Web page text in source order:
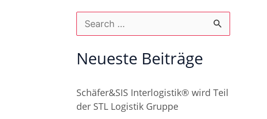
u
c
e
n
Neueste Beiträge
Schäfer&SIS Interlogistik® wird Teil
der STL Logistik Gruppe